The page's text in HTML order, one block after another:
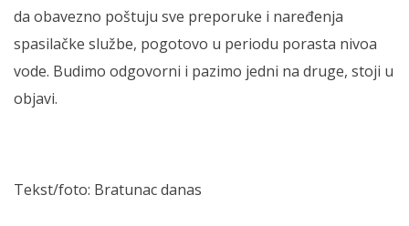
da obavezno poštuju sve preporuke i naređenja
spasilačke službe, pogotovo u periodu porasta nivoa
vode. Budimo odgovorni i pazimo jedni na druge, stoji u
objavi.
Tekst/foto: Bratunac danas